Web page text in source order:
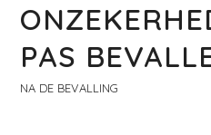
PAS
NA DE BEVALLING